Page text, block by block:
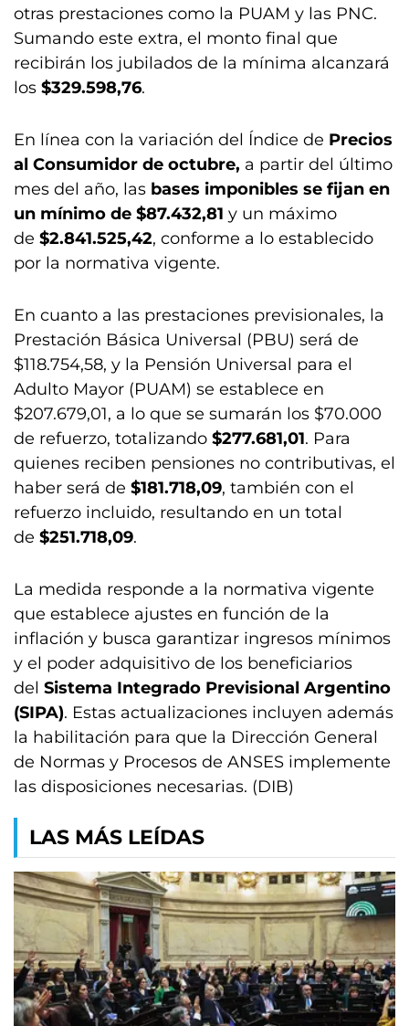
otras prestaciones como la PUAM y las PNC.
Sumando este extra, el monto final que
recibirán los jubilados de la mínima alcanzará
los $329.598,76.
En línea con la variación del Índice de Precios
al Consumidor de octubre, a partir del último
mes del año, las bases imponibles se fijan en
un mínimo de $87.432,81 y un máximo
de $2.841.525,42, conforme a lo establecido
por la normativa vigente.
En cuanto a las prestaciones previsionales, la
Prestación Básica Universal (PBU) será de
$118.754,58, y la Pensión Universal para el
Adulto Mayor (PUAM) se establece en
$207.679,01, a lo que se sumarán los $70.000
de refuerzo, totalizando $277.681,01. Para
quienes reciben pensiones no contributivas, el
haber será de $181.718,09, también con el
refuerzo incluido, resultando en un total
de $251.718,09.
La medida responde a la normativa vigente
que establece ajustes en función de la
inflación y busca garantizar ingresos mínimos
y el poder adquisitivo de los beneficiarios
del Sistema Integrado Previsional Argentino
(SIPA). Estas actualizaciones incluyen además
la habilitación para que la Dirección General
de Normas y Procesos de ANSES implemente
las disposiciones necesarias. (DIB)
LAS MÁS LEÍDAS